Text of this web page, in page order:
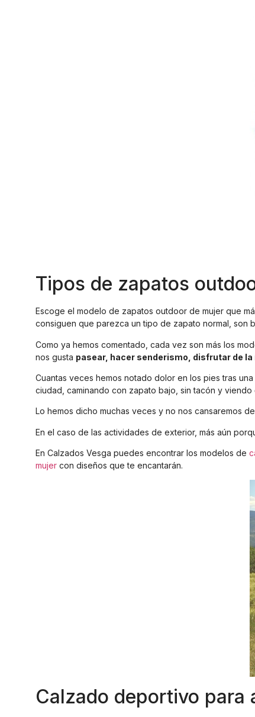
Tipos de zapatos
Escoge el modelo de zapatos outdoor de mujer que
consiguen que parezca un tipo de zapato normal, son
Como ya hemos comentado, cada vez son más los
nos gusta pasear, hacer senderismo, disfrutar de
Cuantas veces hemos notado dolor en los pies tras
ciudad, caminando con zapato bajo, sin tacón y
Lo hemos dicho muchas veces y no nos cansaremos
En el caso de las actividades de exterior, más aún
En Calzados Vesga puedes encontrar los modelos de
mujer con diseños que te encantarán.
Calzado deportivo para